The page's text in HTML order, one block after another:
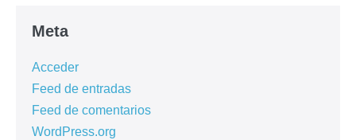
Meta
Acceder
Feed de entradas
Feed de comentarios
WordPress.org